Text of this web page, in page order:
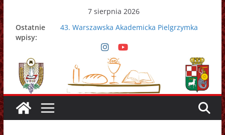
Przejdź
do
treści
7 sierpnia 2026
Ostatnie
wpisy:
43. Warszawska Akademicka Pielgrzymka
Nowy Papież – Leon XIV
Zmarł papież Franciszek
Adrian Galbas nowym metropolitą
warszawskim
Zmarł ks. prałat Kazimierz Apel